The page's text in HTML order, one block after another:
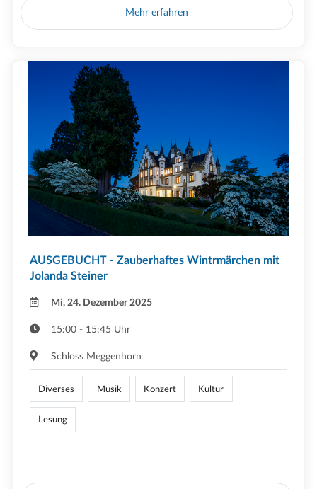
Mehr erfahren
AUSGEBUCHT - Zauberhaftes Wintrmärchen mit
Jolanda Steiner
Mi, 24. Dezember 2025
15:00 - 15:45 Uhr
Schloss Meggenhorn
Diverses Musik Konzert Kultur
Lesung